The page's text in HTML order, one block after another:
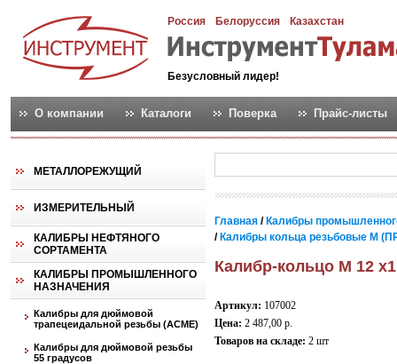
Россия Белоруссия Казахстан
Безусловный лидер!
О компании Каталоги Поверка Прайс-листы
МЕТАЛЛОРЕЖУЩИЙ
ИЗМЕРИТЕЛЬНЫЙ
КАЛИБРЫ НЕФТЯНОГО
СОРТАМЕНТА
КАЛИБРЫ ПРОМЫШЛЕННОГО
НАЗНАЧЕНИЯ
Калибры для дюймовой
трапецеидальной резьбы (АСМЕ)
Калибры для дюймовой резьбы
55 градусов
Главная / Калибры
/ Калибры кольца резьбовые М
Калибр-кольцо М 12
Артикул: 107002
Цена: 2 487,00 р.
Товаров на складе: 2 шт